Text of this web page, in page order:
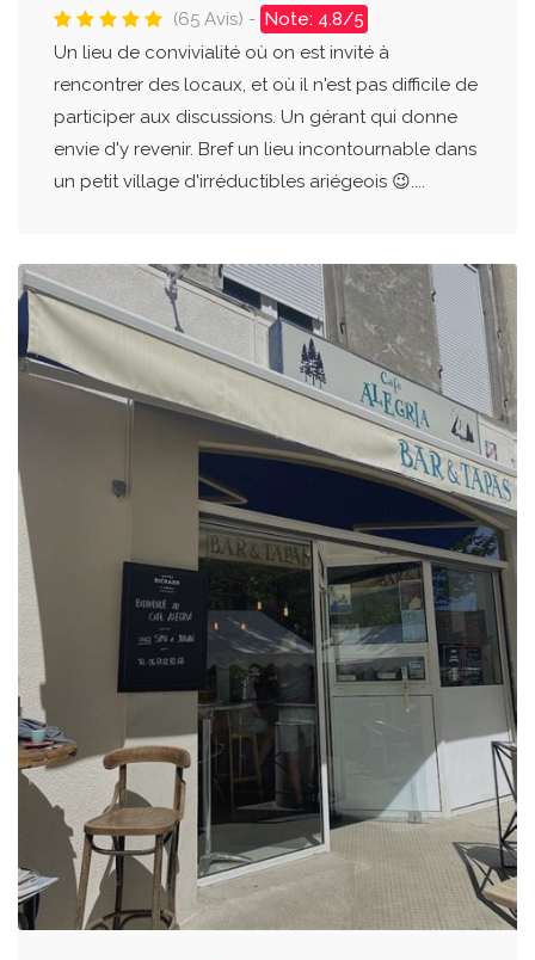
(65 Avis) - Note: 4.8/5
Un lieu de convivialité où on est invité à
rencontrer des locaux, et où il n'est pas difficile de
participer aux discussions. Un gérant qui donne
envie d'y revenir. Bref un lieu incontournable dans
un petit village d'irréductibles ariégeois 😉....